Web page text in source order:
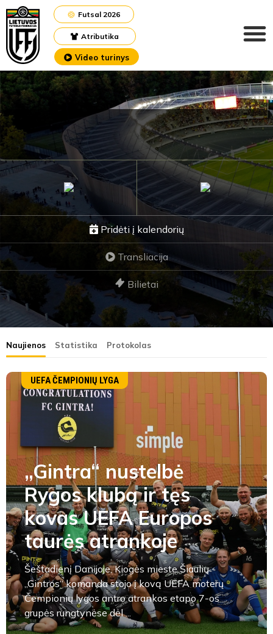
Atributika
Futsal 2026
Video turinys
Pridėti į kalendorių
Transliacija
Bilietai
Naujienos Statistika Protokolas
UEFA ČEMPIONIŲ LYGA
„Gintra“ nustelbė
Rygos klubą ir tęs
kovas UEFA Europos
taurės atrankoje
Šeštadienį Danijoje, Kiogės mieste Šiaulių
„Gintros“ komanda stojo į kovą UEFA moterų
Čempionių lygos antro atrankos etapo 7-os
grupės rungtynėse dėl ...